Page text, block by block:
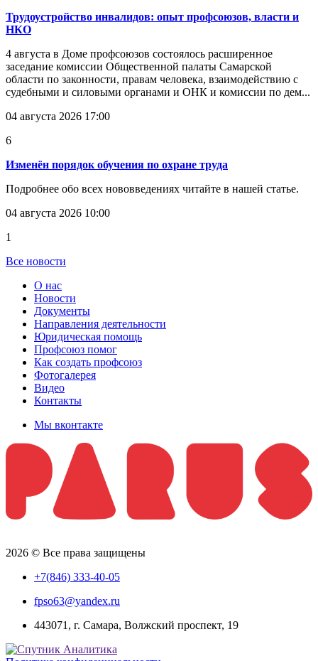
Трудоустройство инвалидов: опыт профсоюзов, власти и
НКО
4 августа в Доме профсоюзов состоялось расширенное
заседание комиссии Общественной палаты Самарской
области по законности, правам человека, взаимодействию с
судебными и силовыми органами и ОНК и комиссии по дем...
04 августа 2026 17:00
6
Изменён порядок обучения по охране труда
Подробнее обо всех нововведениях читайте в нашей статье.
04 августа 2026 10:00
1
Все новости
О нас
Новости
Документы
Направления деятельности
Юридическая помощь
Профсоюз помог
Как создать профсоюз
Фотогалерея
Видео
Контакты
Мы вконтакте
2026 © Все права защищены
+7(846) 333-40-05
fpso63@yandex.ru
443071, г. Самара, Волжский проспект, 19